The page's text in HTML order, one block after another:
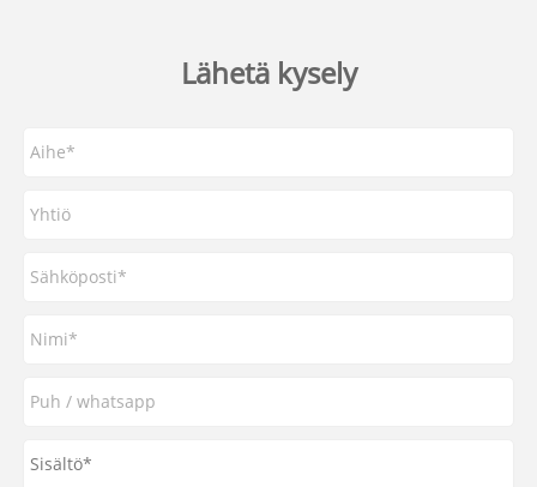
Lähetä kysely